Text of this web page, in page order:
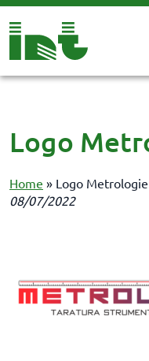
Logo
Home » Logo Metrologie
08/07/2022